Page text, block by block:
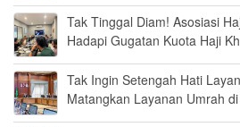
Tak Tinggal Diam! Asosiasi
Hadapi Gugatan Kuota Haji
Tak Ingin Setengah Hati
Matangkan Layanan Umrah